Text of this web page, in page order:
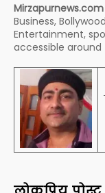
Mirzapurnews.com
Business,
Entertainment,
accessible around